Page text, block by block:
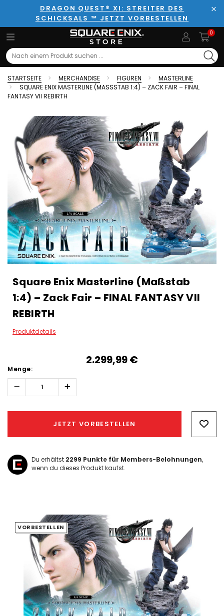
DRAGON QUEST® XI: STREITER DES
SCHICKSALS ™ JETZT VORBESTELLEN
0
Search
STARTSEITE MERCHANDISE FIGUREN
MASTERLINE
SQUARE ENIX MASTERLINE (MASSSTAB 1:4) – ZACK FAIR – FINAL F
ANTASY VII REBIRTH
Square Enix Masterline (Maßstab
1:4) – Zack Fair – FINAL FANTASY VII
REBIRTH
Produktdetails
2.299,99‎ ‎€
Menge:
Menge
erhöhen:
Menge
verringern:
JETZT VORBESTELLEN
Du erhältst 2299 Punkte für Members-Belohnungen,
wenn du dieses Produkt kaufst.
VORBESTELLEN